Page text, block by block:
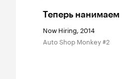
Теперь нанимаем
Now Hiring, 2014
Auto Shop Monkey #2